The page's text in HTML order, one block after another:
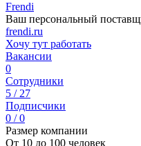
Frendi
Ваш персональный
frendi.ru
Хочу тут работать
Вакансии
0
Сотрудники
5 / 27
Подписчики
0 / 0
Размер компании
От 10 до 100 человек